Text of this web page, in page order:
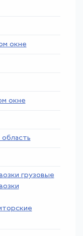
окне
окне
грузовые